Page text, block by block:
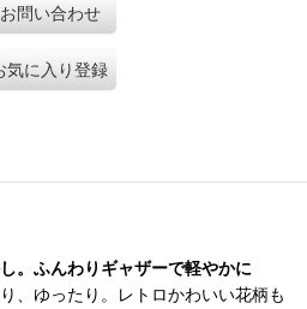
お問い合わせ
気に入り登録
。ふんわりギャザーで軽やかに
、ゆったり。レトロかわいい花柄も